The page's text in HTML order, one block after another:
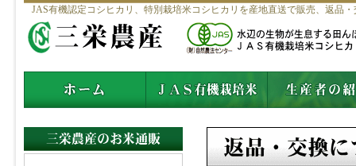
JAS有機認定コシヒカリ、特別栽培米コシヒカリを産地直送で販売、返品